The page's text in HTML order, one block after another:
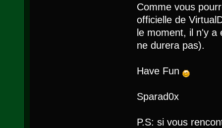
Comme vous
officielle de
le moment, il n'y a
ne durera pas).
Have Fun
Sparad0x
P.S: si vous